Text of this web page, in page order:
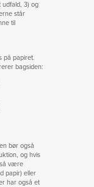
udfald, 3) og
står
til
på papiret.
bagsiden:
bør også
og hvis
være
papir) eller
har også et